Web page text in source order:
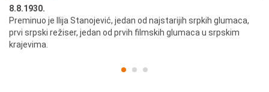
8.8.1930.
Preminuo je Ilija Stanojević, jedan od najstarijih srpkih glumaca,
prvi srpski režiser, jedan od prvih filmskih glumaca u srpskim
krajevima.